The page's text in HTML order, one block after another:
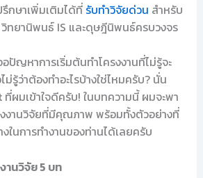
กษาเพิ่มเติมได้ที่ รับทำวิจัยด่วน สำหรับ
วิทยานิพนธ์ IS และดุษฎีนิพนธ์ครบวงจร
ปัญหาการเริ่มต้นทำโครงงานที่ไม่รู้จะ
ม่รู้ว่าต้องทำอะไรบ้างใช่ไหมครับ? นั่น
ผมเข้าใจดีครับ! ในบทความนี้ ผมจะพา
งงานวิจัยที่มีคุณภาพ พร้อมทั้งตัวอย่างที่
ในการทำงานของท่านได้เลยครับ
านวิจัย 5 บท